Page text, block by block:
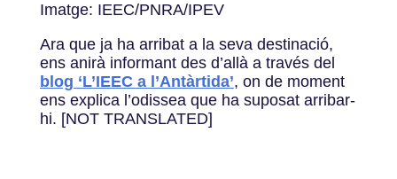
Imatge: IEEC/PNRA/IPEV
Ara que ja ha arribat a la seva destinació,
ens anirà informant des d’allà a través del
blog ‘L’IEEC a l’Antàrtida’, on de moment
ens explica l’odissea que ha suposat arribar-
hi. [NOT TRANSLATED]